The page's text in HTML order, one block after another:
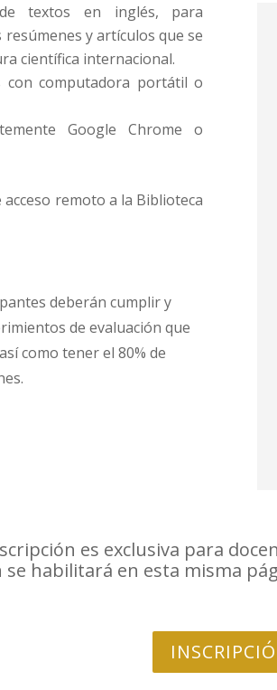
textos en inglés, para
y artículos que se
científica internacional.
con computadora portátil o
Google Chrome o
remoto a la Biblioteca
deberán cumplir y
de evaluación que
como tener el 80% de
es exclusiva para
habilitará en esta misma